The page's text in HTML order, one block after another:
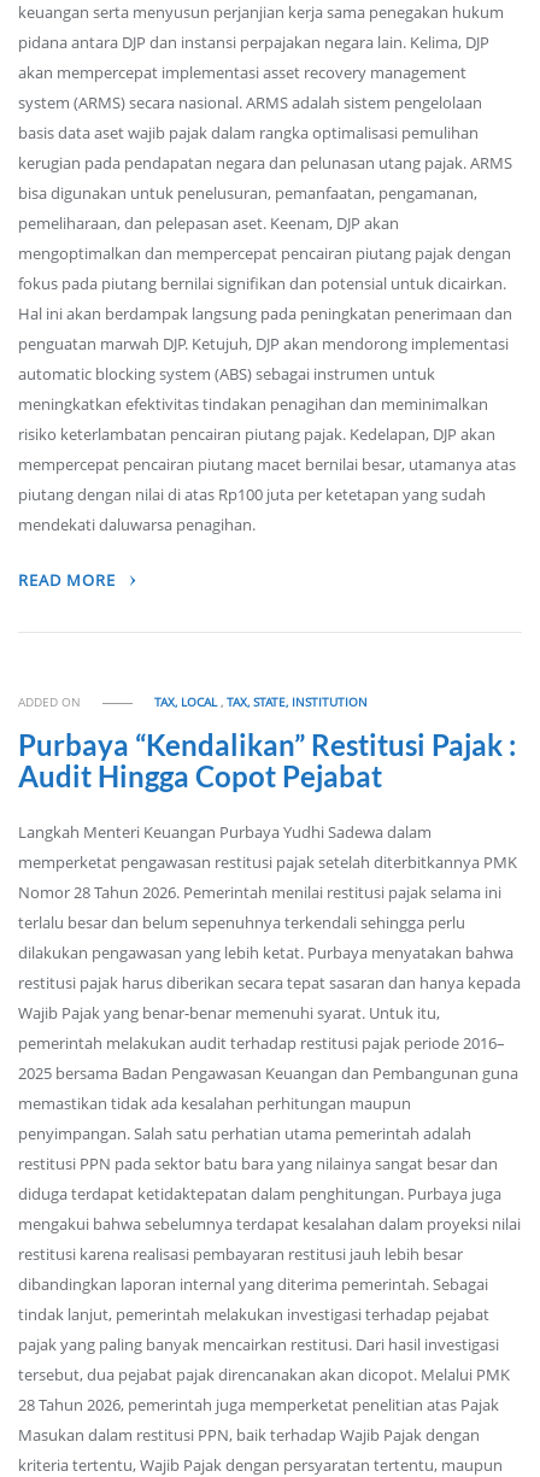
keuangan serta menyusun perjanjian kerja sama penegakan hukum
pidana antara DJP dan instansi perpajakan negara lain. Kelima, DJP
akan mempercepat implementasi asset recovery management
system (ARMS) secara nasional. ARMS adalah sistem pengelolaan
basis data aset wajib pajak dalam rangka optimalisasi pemulihan
kerugian pada pendapatan negara dan pelunasan utang pajak. ARMS
bisa digunakan untuk penelusuran, pemanfaatan, pengamanan,
pemeliharaan, dan pelepasan aset. Keenam, DJP akan
mengoptimalkan dan mempercepat pencairan piutang pajak dengan
fokus pada piutang bernilai signifikan dan potensial untuk dicairkan.
Hal ini akan berdampak langsung pada peningkatan penerimaan dan
penguatan marwah DJP. Ketujuh, DJP akan mendorong implementasi
automatic blocking system (ABS) sebagai instrumen untuk
meningkatkan efektivitas tindakan penagihan dan meminimalkan
risiko keterlambatan pencairan piutang pajak. Kedelapan, DJP akan
mempercepat pencairan piutang macet bernilai besar, utamanya atas
piutang dengan nilai di atas Rp100 juta per ketetapan yang sudah
mendekati daluwarsa penagihan.
READ MORE
ADDED ON TAX, LOCAL,TAX, STATE, INSTITUTION
Purbaya “Kendalikan” Restitusi Pajak :
Audit Hingga Copot Pejabat
Langkah Menteri Keuangan Purbaya Yudhi Sadewa dalam
memperketat pengawasan restitusi pajak setelah diterbitkannya PMK
Nomor 28 Tahun 2026. Pemerintah menilai restitusi pajak selama ini
terlalu besar dan belum sepenuhnya terkendali sehingga perlu
dilakukan pengawasan yang lebih ketat. Purbaya menyatakan bahwa
restitusi pajak harus diberikan secara tepat sasaran dan hanya kepada
Wajib Pajak yang benar-benar memenuhi syarat. Untuk itu,
pemerintah melakukan audit terhadap restitusi pajak periode 2016–
2025 bersama Badan Pengawasan Keuangan dan Pembangunan guna
memastikan tidak ada kesalahan perhitungan maupun
penyimpangan. Salah satu perhatian utama pemerintah adalah
restitusi PPN pada sektor batu bara yang nilainya sangat besar dan
diduga terdapat ketidaktepatan dalam penghitungan. Purbaya juga
mengakui bahwa sebelumnya terdapat kesalahan dalam proyeksi nilai
restitusi karena realisasi pembayaran restitusi jauh lebih besar
dibandingkan laporan internal yang diterima pemerintah. Sebagai
tindak lanjut, pemerintah melakukan investigasi terhadap pejabat
pajak yang paling banyak mencairkan restitusi. Dari hasil investigasi
tersebut, dua pejabat pajak direncanakan akan dicopot. Melalui PMK
28 Tahun 2026, pemerintah juga memperketat penelitian atas Pajak
Masukan dalam restitusi PPN, baik terhadap Wajib Pajak dengan
kriteria tertentu, Wajib Pajak dengan persyaratan tertentu, maupun